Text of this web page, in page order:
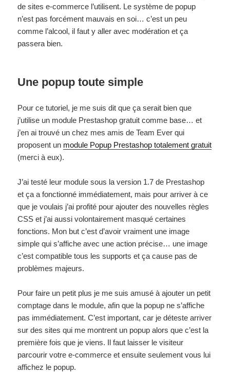
de sites e-commerce l’utilisent. Le système de popup
n’est pas forcément mauvais en soi… c’est un peu
comme l’alcool, il faut y aller avec modération et ça
passera bien.
Une popup toute simple
Pour ce tutoriel, je me suis dit que ça serait bien que
j’utilise un module Prestashop gratuit comme base… et
j’en ai trouvé un chez mes amis de Team Ever qui
proposent un module Popup Prestashop totalement gratuit
(merci à eux).
J’ai testé leur module sous la version 1.7 de Prestashop
et ça a fonctionné immédiatement, mais pour arriver à ce
que je voulais j’ai profité pour ajouter des nouvelles règles
CSS et j’ai aussi volontairement masqué certaines
fonctions. Mon but c’est d’avoir vraiment une image
simple qui s’affiche avec une action précise… une image
c’est compatible tous les supports et ça cause pas de
problèmes majeurs.
Pour faire un petit plus je me suis amusé à ajouter un petit
comptage dans le module, afin que la popup ne s’affiche
pas immédiatement. C’est important, car je déteste arriver
sur des sites qui me montrent un popup alors que c’est la
première fois que je viens. Il faut laisser le visiteur
parcourir votre e-commerce et ensuite seulement vous lui
affichez le popup.